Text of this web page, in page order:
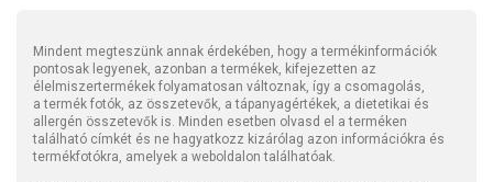
Mindent megteszünk annak érdekében, hogy a termékinformációk
pontosak legyenek, azonban a termékek, kifejezetten az
élelmiszertermékek folyamatosan változnak, így a csomagolás,
a termék fotók, az összetevők, a tápanyagértékek, a dietetikai és
allergén összetevők is. Minden esetben olvasd el a terméken
található címkét és ne hagyatkozz kizárólag azon információkra és
termékfotókra, amelyek a weboldalon találhatóak.